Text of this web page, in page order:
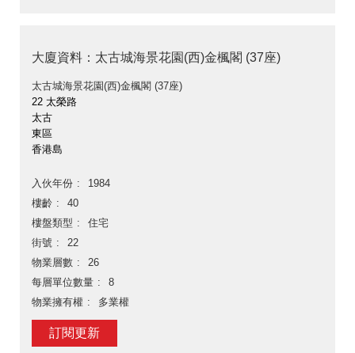
大廈資料：太古城海景花園(西)金楓閣 (37座)
太古城海景花園(西)金楓閣 (37座)
22 太榮路
太古
東區
香港島
入伙年份
1984
樓齡
40
樓盤類型
住宅
街號
22
物業層數
26
每層單位數量
8
物業擁有權
多業權
訂閱更新